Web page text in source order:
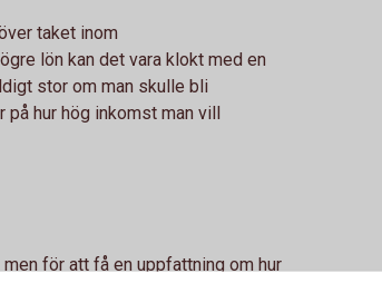
taket inom
lön kan det vara klokt med en
stor om man skulle bli
hur hög inkomst man vill
för att få en uppfattning om hur
man har, förutom utgifter